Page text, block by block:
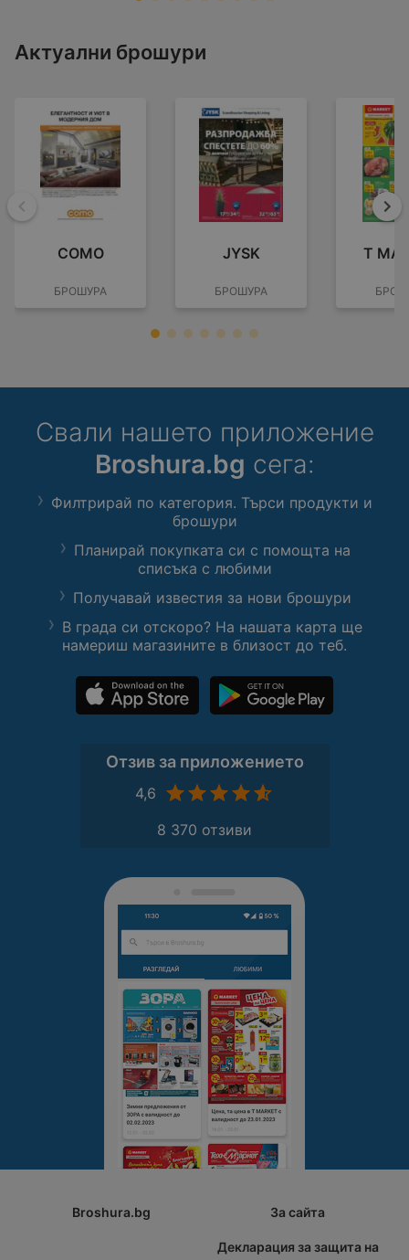
Актуални брошури
Назад
COMO
БРОШУРА
JYSK
БРОШУРА
T
Свали нашето приложение
Broshura.bg сега:
Филтрирай по категория. Търси продукти и
брошури
Планирай покупката си с помощта на
списъка с любими
Получавай известия за нови брошури
В града си отскоро? На нашата карта ще
намериш магазините в близост до теб.
Отзив за приложението
4,6
8 370 отзиви
Broshura.bg За сайта
Декларация за защита на